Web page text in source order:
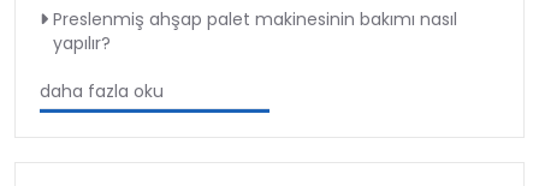
Preslenmiş ahşap palet makinesinin bakımı nasıl
yapılır?
daha fazla oku